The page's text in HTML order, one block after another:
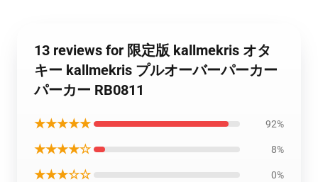
13 reviews for 限定版 kallmekris オタ
キー kallmekris プルオーバーパーカー
パーカー RB0811
★★★★★ 92%
★★★★☆ 8%
★★★☆☆ 0%